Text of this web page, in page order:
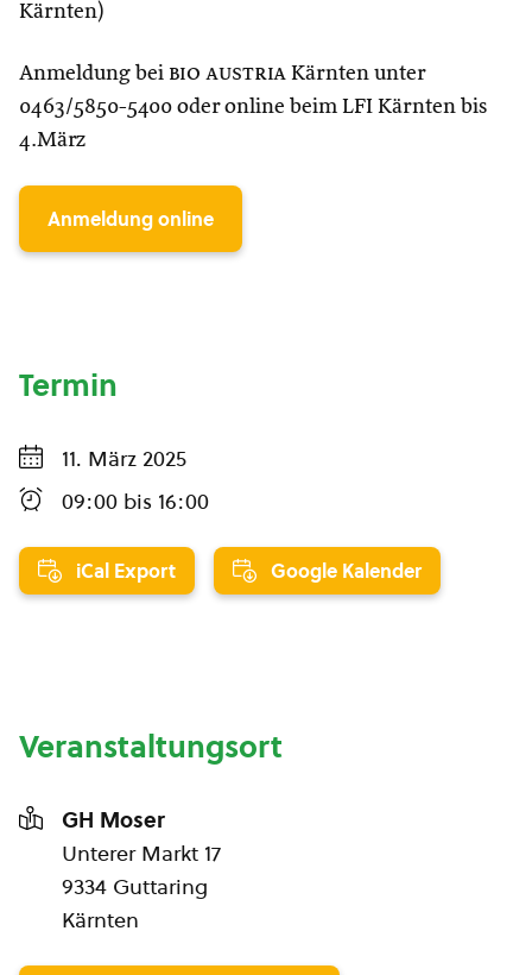
Kärnten)
Anmeldung bei bio austria Kärnten unter
0463/5850-5400 oder online beim LFI Kärnten bis
4.März
Anmeldung online
Termin
11. März 2025
09:00 bis 16:00
iCal Export Google Kalender
Veranstaltungsort
GH Moser
Unterer Markt 17
9334 Guttaring
Kärnten